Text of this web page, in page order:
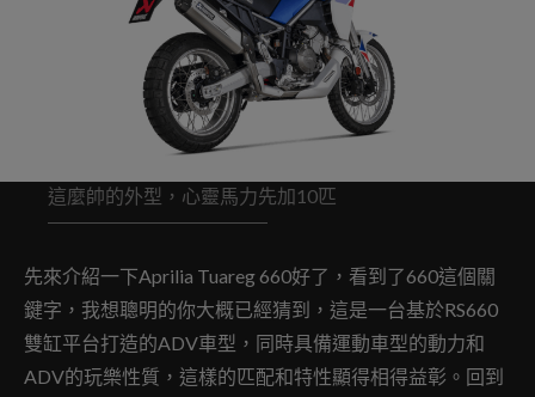
這麼帥的外型，心靈馬力先加10匹
先來介紹一下Aprilia Tuareg 660好了，看到了660這個關
鍵字，我想聰明的你大概已經猜到，這是一台基於RS660
雙缸平台打造的ADV車型，同時具備運動車型的動力和
ADV的玩樂性質，這樣的匹配和特性顯得相得益彰。回到